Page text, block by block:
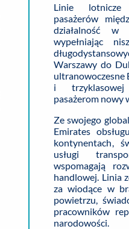
Linie lotnicze
pasażerów
działalność
wypełniając
Warszawy do
ultranowoczesne
i
pasażerom nowy
Ze swojego
Emirates
kontynentach,
usługi
wspomagają
handlowej. Linia
za wiodące w
powietrzu,
pracowników
narodowości.